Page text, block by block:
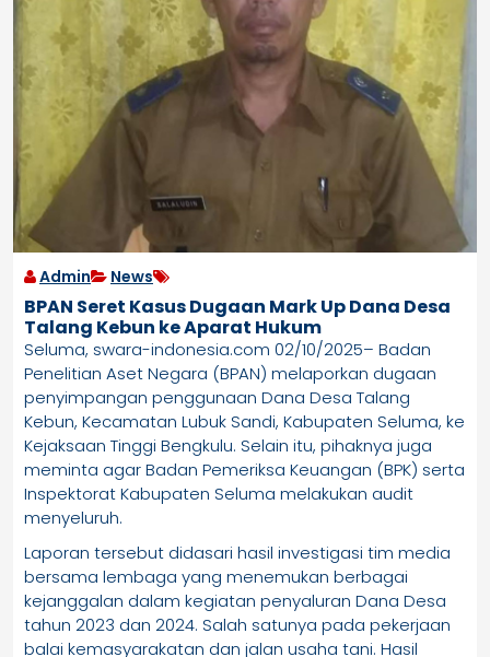
Admin News
BPAN Seret Kasus Dugaan Mark Up Dana Desa
Talang Kebun ke Aparat Hukum
Seluma, swara-indonesia.com 02/10/2025– Badan
Penelitian Aset Negara (BPAN) melaporkan dugaan
penyimpangan penggunaan Dana Desa Talang
Kebun, Kecamatan Lubuk Sandi, Kabupaten Seluma, ke
Kejaksaan Tinggi Bengkulu. Selain itu, pihaknya juga
meminta agar Badan Pemeriksa Keuangan (BPK) serta
Inspektorat Kabupaten Seluma melakukan audit
menyeluruh.
Laporan tersebut didasari hasil investigasi tim media
bersama lembaga yang menemukan berbagai
kejanggalan dalam kegiatan penyaluran Dana Desa
tahun 2023 dan 2024. Salah satunya pada pekerjaan
balai kemasyarakatan dan jalan usaha tani. Hasil